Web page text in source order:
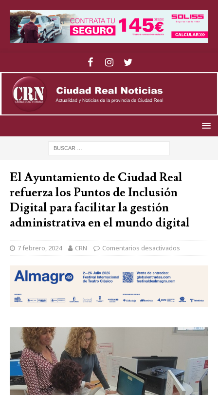
El Ayuntamiento de Ciudad Real
refuerza los Puntos de Inclusión
Digital para facilitar la gestión
administrativa en el mundo digital
7 febrero, 2024 CRN Comentarios desactivados